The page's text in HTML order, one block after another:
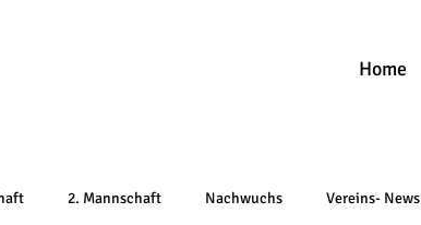
Home
2. Mannschaft Nachwuchs Vereins- News